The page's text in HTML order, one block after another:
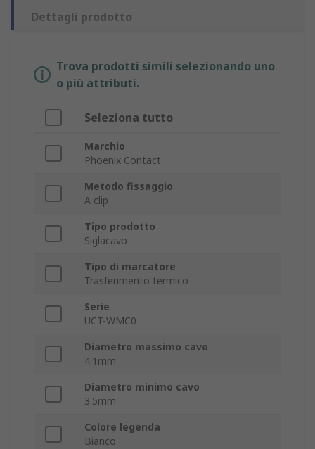
Dettagli prodotto
Trova prodotti simili selezionando uno
o più attributi.
Seleziona tutto
Marchio
Phoenix Contact
Metodo fissaggio
A clip
Tipo prodotto
Siglacavo
Tipo di marcatore
Trasferimento termico
Serie
UCT-WMC0
Diametro massimo cavo
4.1mm
Diametro minimo cavo
3.5mm
Colore legenda
Bianco